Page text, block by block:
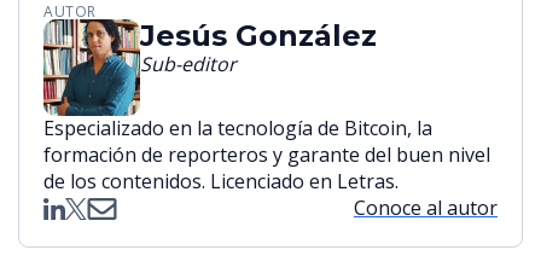
AUTOR
Jesús González
Sub-editor
Especializado en la tecnología de Bitcoin, la
formación de reporteros y garante del buen nivel
de los contenidos. Licenciado en Letras.
Conoce al autor